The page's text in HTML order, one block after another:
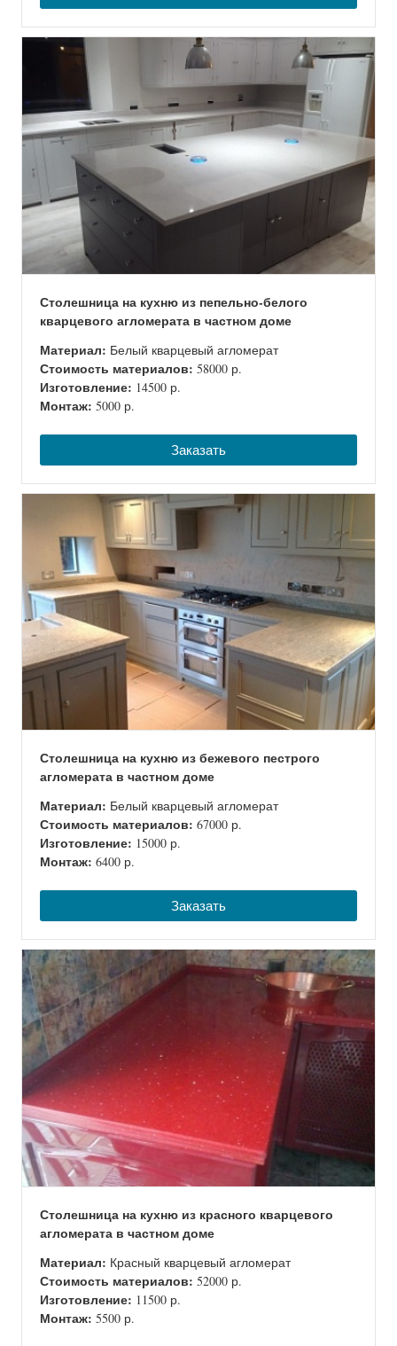
Столешница на кухню из пепельно-белого
кварцевого агломерата в частном доме
Материал: Белый кварцевый агломерат
Стоимость материалов: 58000 р.
Изготовление: 14500 р.
Монтаж: 5000 р.
Заказать
Столешница на кухню из бежевого пестрого
агломерата в частном доме
Материал: Белый кварцевый агломерат
Стоимость материалов: 67000 р.
Изготовление: 15000 р.
Монтаж: 6400 р.
Заказать
Столешница на кухню из красного кварцевого
агломерата в частном доме
Материал: Красный кварцевый агломерат
Стоимость материалов: 52000 р.
Изготовление: 11500 р.
Монтаж: 5500 р.